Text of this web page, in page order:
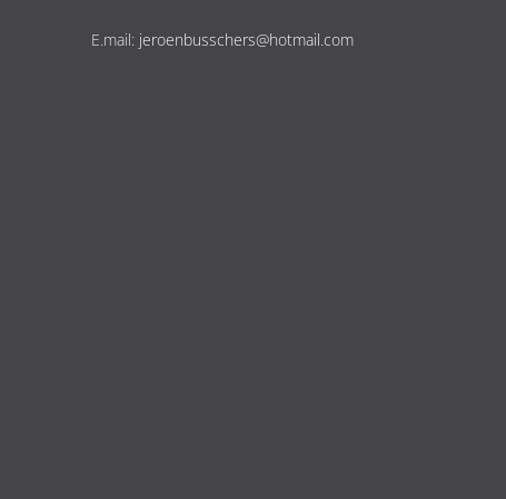
E.mail: jeroenbusschers@hotmail.com